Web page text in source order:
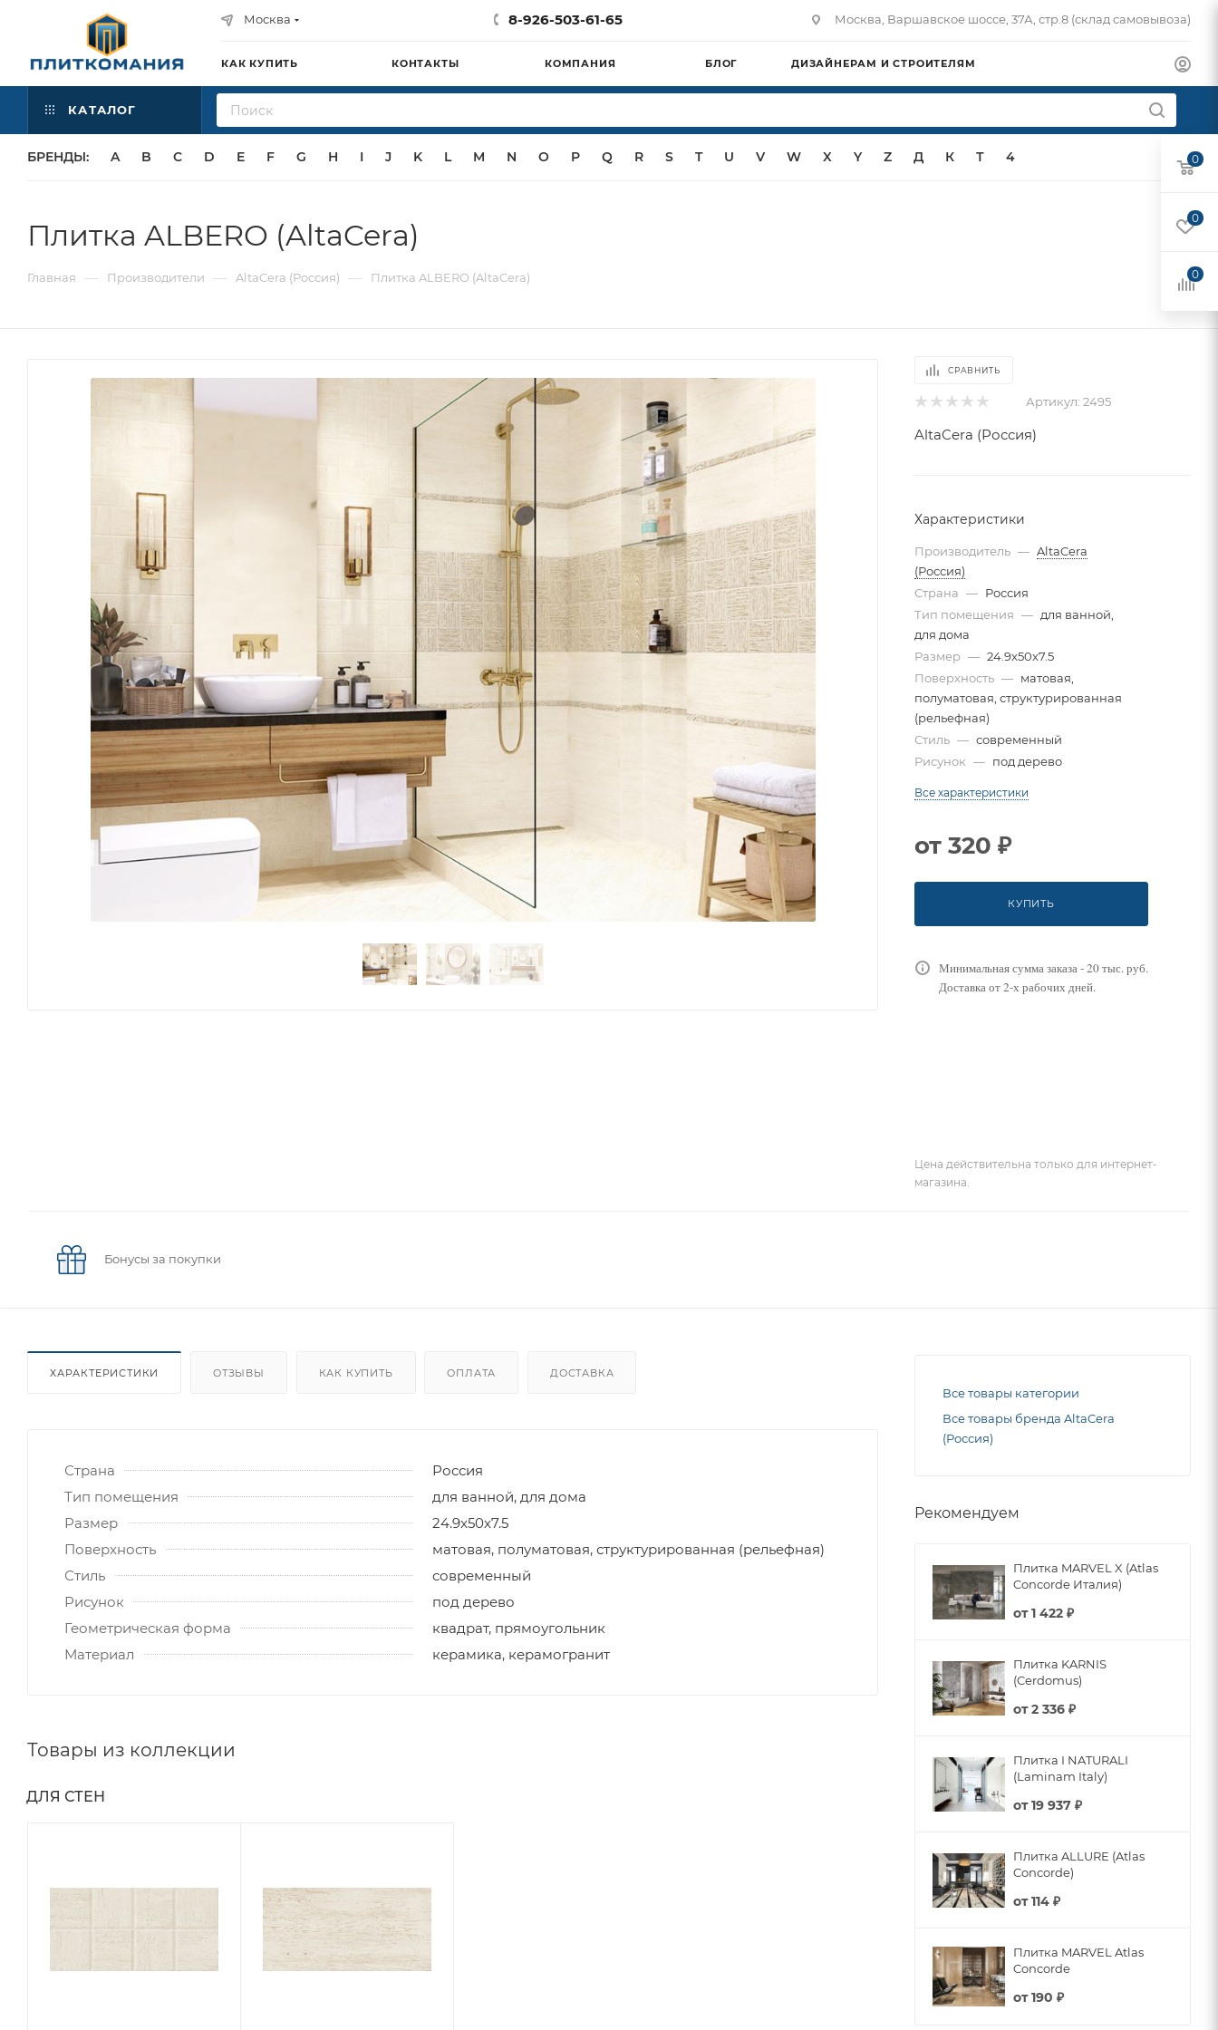
Москва 8-926-503-61-65 Москва, Варшавское шоссе, 37А, стр.8 (склад самовывоза)
КАК КУПИТЬ КОНТАКТЫ КОМПАНИЯ БЛОГ ДИЗАЙНЕРАМ И СТРОИТЕЛЯМ
КАТАЛОГ
БРЕНДЫ: A B C D E F G H I J K L M N O P Q R S T U V W X Y Z Д К Т 4
Плитка ALBERO (AltaCera)
Главная — Производители — AltaCera (Россия) — Плитка ALBERO (AltaCera)
СРАВНИТЬ
Артикул: 2495
AltaCera (Россия)
Характеристики
Производитель — AltaCera
(Россия)
Страна — Россия
Тип помещения — для ванной,
для дома
Размер — 24.9x50x7.5
Поверхность — матовая,
полуматовая, структурированная
(рельефная)
Стиль — современный
Рисунок — под дерево
Все характеристики
от 320 ₽
КУПИТЬ
Минимальная сумма заказа - 20 тыс. руб.
Доставка от 2-х рабочих дней.
Цена действительна только для интернет-
магазина.
Бонусы за покупки
ХАРАКТЕРИСТИКИ ОТЗЫВЫ КАК КУПИТЬ ОПЛАТА ДОСТАВКА
Страна
Россия
Тип помещения
для ванной, для дома
Размер
24.9x50x7.5
Поверхность
матовая, полуматовая, структурированная (рельефная)
Стиль
современный
Рисунок
под дерево
Геометрическая форма
квадрат, прямоугольник
Материал
керамика, керамогранит
Товары из коллекции
ДЛЯ СТЕН
Все товары категории
Все товары бренда AltaCera
(Россия)
Рекомендуем
Плитка MARVEL X (Atlas
Concorde Италия)
от1 422 ₽
Плитка KARNIS
(Cerdomus)
от2 336 ₽
Плитка I NATURALI
(Laminam Italy)
от19 937 ₽
Плитка ALLURE (Atlas
Concorde)
от114 ₽
Плитка MARVEL Atlas
Concorde
от190 ₽
0
0
0